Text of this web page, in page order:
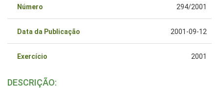
Número 294/2001
Data da Publicação 2001-09-12
Exercício 2001
DESCRIÇÃO: